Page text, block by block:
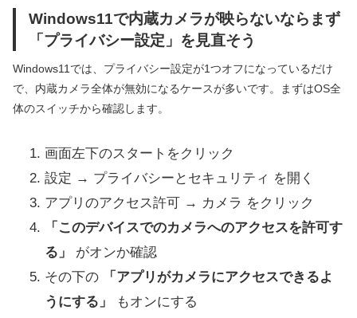
Windows11で内蔵カメラが映らないならまず
「プライバシー設定」を見直そう
Windows11では、プライバシー設定が1つオフになっているだけ
で、内蔵カメラ全体が無効になるケースが多いです。まずはOS全
体のスイッチから確認します。
画面左下のスタートをクリック
設定 → プライバシーとセキュリティ を開く
アプリのアクセス許可 → カメラ をクリック
「このデバイスでのカメラへのアクセスを許可す
る」
がオンか確認
その下の
「アプリがカメラにアクセスできるよ
うにする」
もオンにする